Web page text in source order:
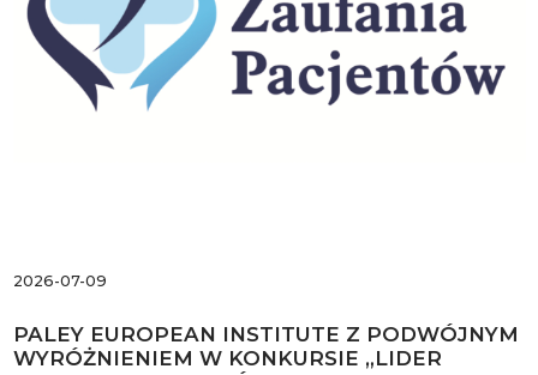
2026-07-09
PALEY EUROPEAN INSTITUTE Z PODWÓJNYM
WYRÓŻNIENIEM W KONKURSIE „LIDER